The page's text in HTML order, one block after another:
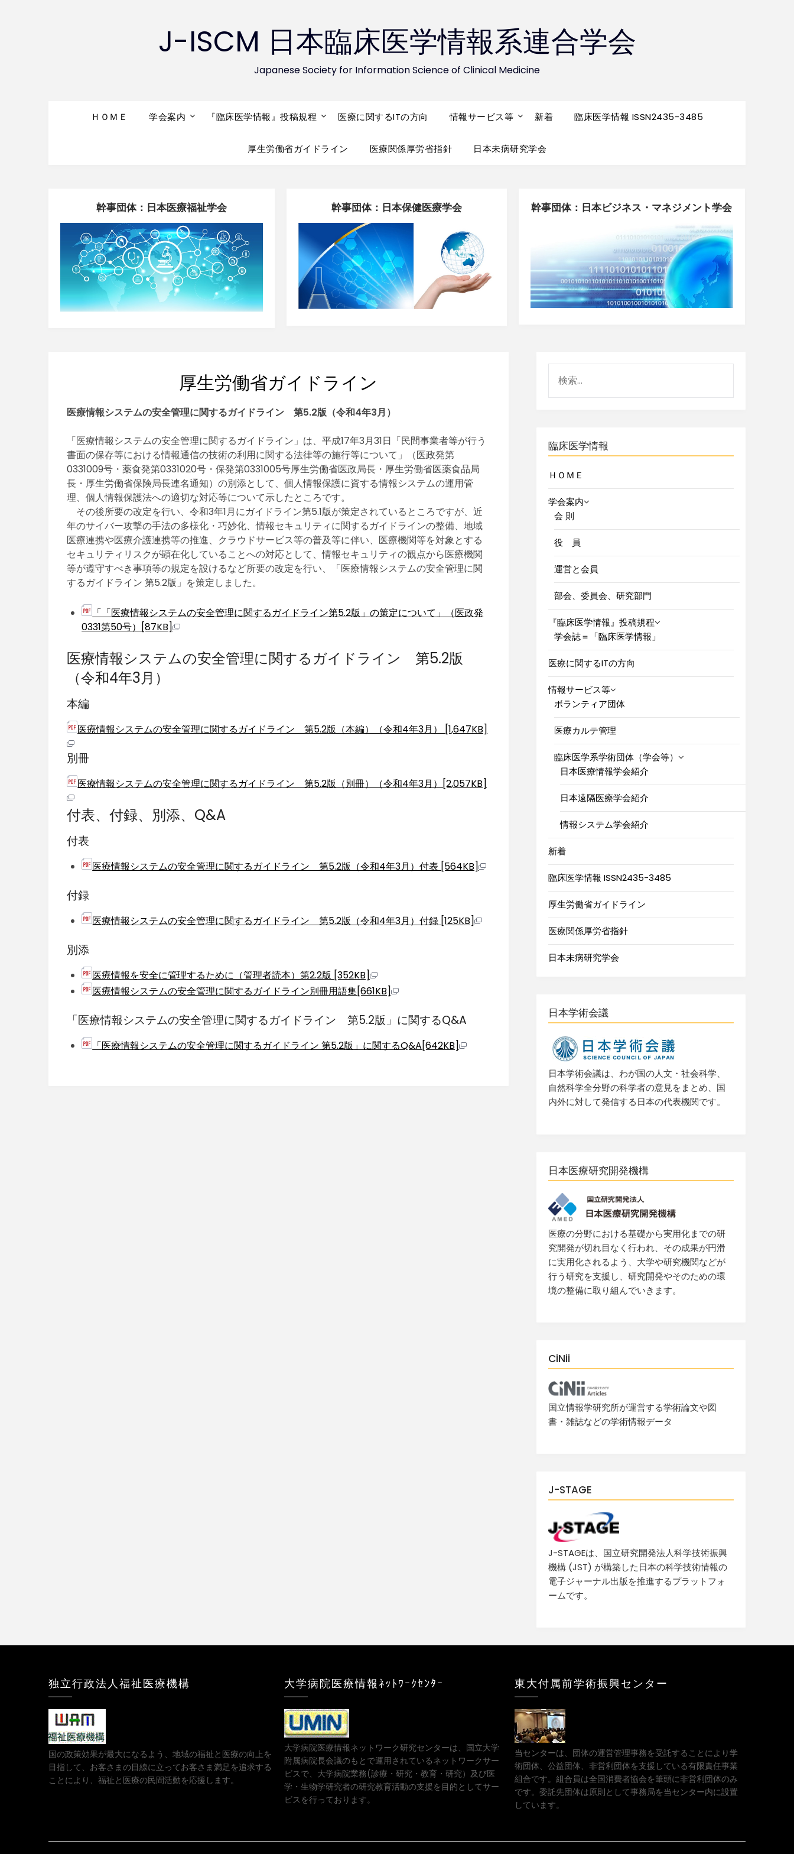
J-ISCM 日本臨床医学情報系連合学会
Japanese Society for Information Science of Clinical Medicine
ＨＯＭＥ 学会案内 『臨床医学情報』投稿規程 医療に関するITの方向 情報サービス等 新着 臨床医学情報 ISSN2435-3485
厚生労働省ガイドライン 医療関係厚労省指針 日本未病研究学会
幹事団体：日本医療福祉学会 幹事団体：日本保健医療学会 幹事団体：日本ビジネス・マネジメント学会
厚生労働省ガイドライン
医療情報システムの安全管理に関するガイドライン 第5.2版（令和4年3月）
「医療情報システムの安全管理に関するガイドライン」は、平成17年3月31日「民間事業者等が行う
書面の保存等における情報通信の技術の利用に関する法律等の施行等について」（医政発第
0331009号・薬食発第0331020号・保発第0331005号厚生労働省医政局長・厚生労働省医薬食品局
長・厚生労働省保険局長連名通知）の別添として、個人情報保護に資する情報システムの運用管
理、個人情報保護法への適切な対応等について示したところです。
その後所要の改定を行い、令和3年1月にガイドライン第5.1版が策定されているところですが、近
年のサイバー攻撃の手法の多様化・巧妙化、情報セキュリティに関するガイドラインの整備、地域
医療連携や医療介護連携等の推進、クラウドサービス等の普及等に伴い、医療機関等を対象とする
セキュリティリスクが顕在化していることへの対応として、情報セキュリティの観点から医療機関
等が遵守すべき事項等の規定を設けるなど所要の改定を行い、「医療情報システムの安全管理に関
するガイドライン 第5.2版」を策定しました。
「「医療情報システムの安全管理に関するガイドライン第5.2版」の策定について」（医政発
0331第50号）[87KB]
医療情報システムの安全管理に関するガイドライン 第5.2版
（令和4年3月）
本編
医療情報システムの安全管理に関するガイドライン 第5.2版（本編）（令和4年3月） [1,647KB]
別冊
医療情報システムの安全管理に関するガイドライン 第5.2版（別冊）（令和4年3月）[2,057KB]
付表、付録、別添、Q&A
付表
医療情報システムの安全管理に関するガイドライン 第5.2版（令和4年3月）付表 [564KB]
付録
医療情報システムの安全管理に関するガイドライン 第5.2版（令和4年3月）付録 [125KB]
別添
医療情報を安全に管理するために（管理者読本）第2.2版 [352KB]
医療情報システムの安全管理に関するガイドライン別冊用語集[661KB]
「医療情報システムの安全管理に関するガイドライン 第5.2版」に関するQ&A
「医療情報システムの安全管理に関するガイドライン 第5.2版」に関するQ&A[642KB]
臨床医学情報
ＨＯＭＥ
学会案内
会 則
役 員
運営と会員
部会、委員会、研究部門
『臨床医学情報』投稿規程
学会誌＝「臨床医学情報」
医療に関するITの方向
情報サービス等
ボランティア団体
医療カルテ管理
臨床医学系学術団体（学会等）
日本医療情報学会紹介
日本遠隔医療学会紹介
情報システム学会紹介
新着
臨床医学情報 ISSN2435-3485
厚生労働省ガイドライン
医療関係厚労省指針
日本未病研究学会
日本学術会議
日本学術会議は、わが国の人文・社会科学、
自然科学全分野の科学者の意見をまとめ、国
内外に対して発信する日本の代表機関です。
日本医療研究開発機構
医療の分野における基礎から実用化までの研
究開発が切れ目なく行われ、その成果が円滑
に実用化されるよう、大学や研究機関などが
行う研究を支援し、研究開発やそのための環
境の整備に取り組んでいきます。
CiNii
国立情報学研究所が運営する学術論文や図
書・雑誌などの学術情報データ
J-STAGE
J-STAGEは、国立研究開発法人科学技術振興
機構 (JST) が構築した日本の科学技術情報の
電子ジャーナル出版を推進するプラットフォ
ームです。
独立行政法人福祉医療機構
国の政策効果が最大になるよう、地域の福祉と医療の向上を
目指して、お客さまの目線に立ってお客さま満足を追求する
ことにより、福祉と医療の民間活動を応援します。
大学病院医療情報ﾈｯﾄﾜｰｸｾﾝﾀｰ
大学病院医療情報ネットワーク研究センターは、国立大学
附属病院長会議のもとで運用されているネットワークサー
ビスで、大学病院業務(診療・研究・教育・研究）及び医
学・生物学研究者の研究教育活動の支援を目的としてサー
ビスを行っております。
東大付属前学術振興センター
当センターは、団体の運営管理事務を受託することにより学
術団体、公益団体、非営利団体を支援している有限責任事業
組合です。組合員は全国消費者協会を筆頭に非営利団体のみ
です。委託先団体は原則として事務局を当センター内に設置
しています。